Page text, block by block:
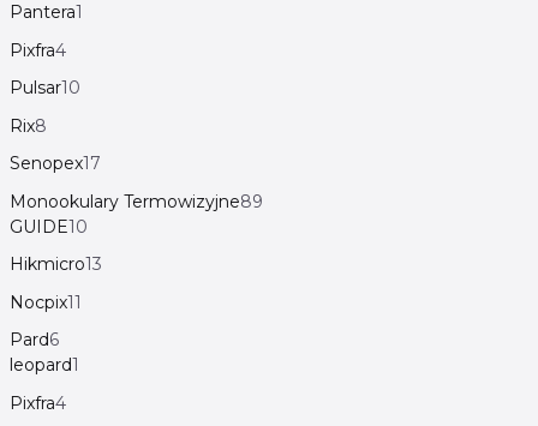
Pantera1
Pixfra4
Pulsar10
Rix8
Senopex17
Monookulary Termowizyjne89
GUIDE10
Hikmicro13
Nocpix11
Pard6
leopard1
Pixfra4